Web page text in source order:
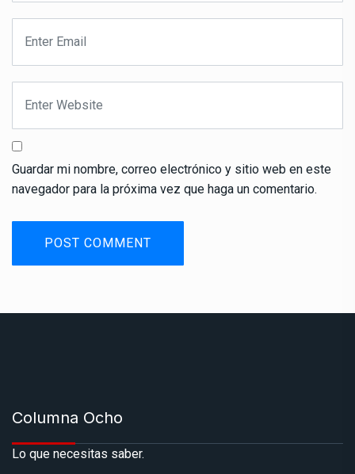
Guardar mi nombre, correo electrónico y sitio web en este
navegador para la próxima vez que haga un comentario.
Columna Ocho
Lo que necesitas saber.